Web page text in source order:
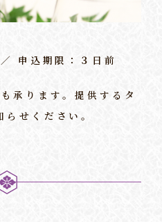
申込期限：３日前
承ります。提供するタ
せください。